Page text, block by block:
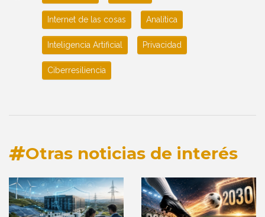
Internet de las cosas Analítica
Inteligencia Artificial Privacidad
Ciberresiliencia
Otras noticias de interés